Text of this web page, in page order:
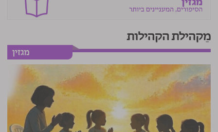
מַקהילת הקהילות